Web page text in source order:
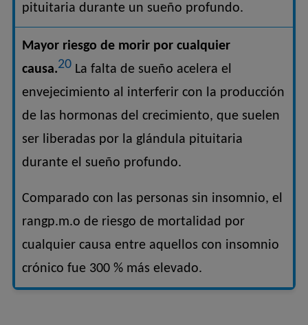
pituitaria durante un sueño profundo.
Mayor riesgo de morir por cualquier
causa.20La falta de sueño acelera el
envejecimiento al interferir con la producción
de las hormonas del crecimiento, que suelen
ser liberadas por la glándula pituitaria
durante el sueño profundo.
Comparado con las personas sin insomnio, el
rangp.m.o de riesgo de mortalidad por
cualquier causa entre aquellos con insomnio
crónico fue 300 % más elevado.